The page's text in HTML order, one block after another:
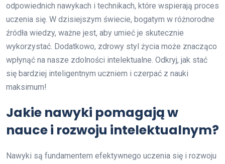
odpowiednich nawykach i technikach, które wspierają proces
uczenia się. W dzisiejszym świecie, bogatym w różnorodne
źródła wiedzy, ważne jest, aby umieć je skutecznie
wykorzystać. Dodatkowo, zdrowy styl życia może znacząco
wpłynąć na nasze zdolności intelektualne. Odkryj, jak stać
się bardziej inteligentnym uczniem i czerpać z nauki
maksimum!
Jakie nawyki pomagają w
nauce i rozwoju intelektualnym?
Nawyki są fundamentem efektywnego uczenia się i rozwoju